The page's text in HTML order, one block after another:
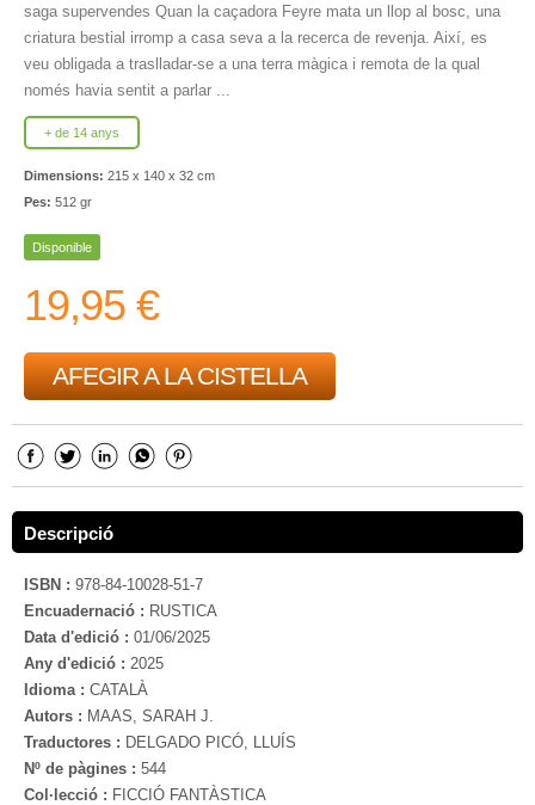
saga supervendes Quan la caçadora Feyre mata un llop al bosc, una
criatura bestial irromp a casa seva a la recerca de revenja. Així, es
veu obligada a traslladar-se a una terra màgica i remota de la qual
només havia sentit a parlar ...
+ de 14 anys
Dimensions: 215 x 140 x 32 cm
Pes: 512 gr
Disponible
19,95 €
AFEGIR A LA CISTELLA
Descripció
ISBN : 978-84-10028-51-7
Encuadernació : RUSTICA
Data d'edició : 01/06/2025
Any d'edició : 2025
Idioma : CATALÀ
Autors : MAAS, SARAH J.
Traductores : DELGADO PICÓ, LLUÍS
Nº de pàgines : 544
Col·lecció : FICCIÓ FANTÀSTICA